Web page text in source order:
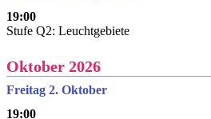
19:00
Stufe Q2: Leuchtgebiete
Oktober 2026
Freitag 2. Oktober
19:00